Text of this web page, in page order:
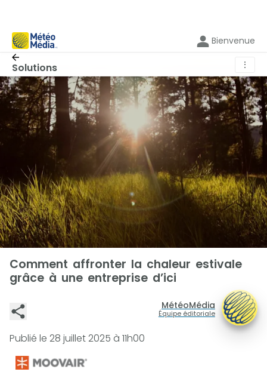
Bienvenue
Solutions ⋮
Comment affronter la chaleur estivale
grâce à une entreprise d’ici
MétéoMédia
Équipe éditoriale
Publié le 28 juillet 2025 à 11h00